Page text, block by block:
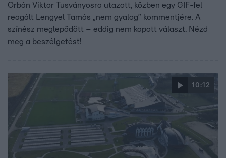
Orbán Viktor Tusványosra utazott, közben egy GIF-fel
reagált Lengyel Tamás „nem gyalog” kommentjére. A
színész meglepődött – eddig nem kapott választ. Nézd
meg a beszélgetést!
10:12